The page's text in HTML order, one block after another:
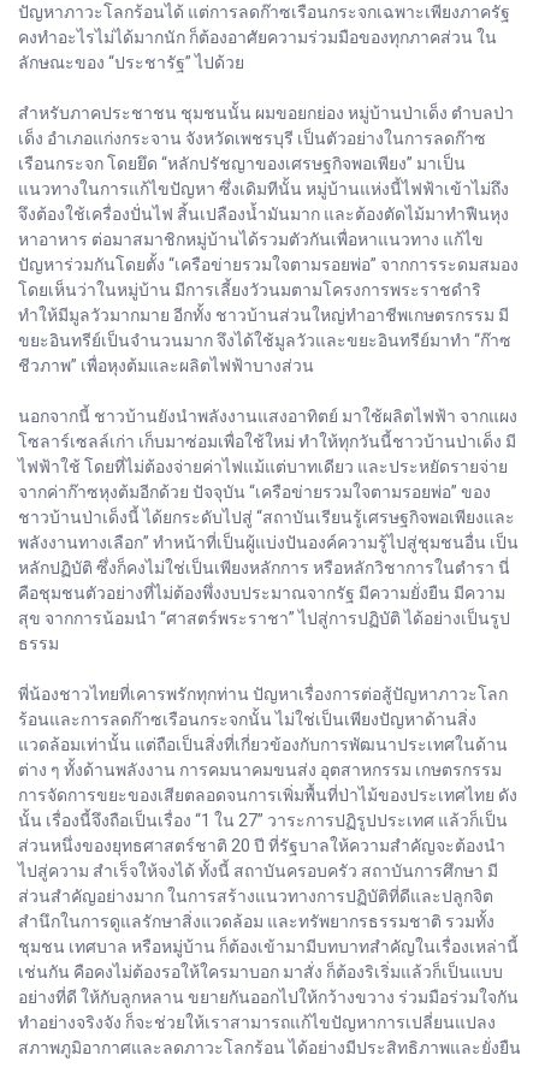
ปัญหาภาวะโลกร้อนได้ แต่การลดก๊าซเรือนกระจกเฉพาะเพียงภาครัฐ
คงทำอะไรไม่ได้มากนัก ก็ต้องอาศัยความร่วมมือของทุกภาคส่วน ใน
ลักษณะของ “ประชารัฐ” ไปด้วย
สำหรับภาคประชาชน ชุมชนนั้น ผมขอยกย่อง หมู่บ้านป่าเด็ง ตำบลป่า
เด็ง อำเภอแก่งกระจาน จังหวัดเพชรบุรี เป็นตัวอย่างในการลดก๊าซ
เรือนกระจก โดยยึด “หลักปรัชญาของเศรษฐกิจพอเพียง” มาเป็น
แนวทางในการแก้ไขปัญหา ซึ่งเดิมทีนั้น หมู่บ้านแห่งนี้ไฟฟ้าเข้าไม่ถึง
จึงต้องใช้เครื่องปั่นไฟ สิ้นเปลืองน้ำมันมาก และต้องตัดไม้มาทำฟืนหุง
หาอาหาร ต่อมาสมาชิกหมู่บ้านได้รวมตัวกันเพื่อหาแนวทาง แก้ไข
ปัญหาร่วมกันโดยตั้ง “เครือข่ายรวมใจตามรอยพ่อ” จากการระดมสมอง
โดยเห็นว่าในหมู่บ้าน มีการเลี้ยงวัวนมตามโครงการพระราชดำริ
ทำให้มีมูลวัวมากมาย อีกทั้ง ชาวบ้านส่วนใหญ่ทำอาชีพเกษตรกรรม มี
ขยะอินทรีย์เป็นจำนวนมาก จึงได้ใช้มูลวัวและขยะอินทรีย์มาทำ “ก๊าซ
ชีวภาพ” เพื่อหุงต้มและผลิตไฟฟ้าบางส่วน
นอกจากนี้ ชาวบ้านยังนำพลังงานแสงอาทิตย์ มาใช้ผลิตไฟฟ้า จากแผง
โซลาร์เซลล์เก่า เก็บมาซ่อมเพื่อใช้ใหม่ ทำให้ทุกวันนี้ชาวบ้านป่าเด็ง มี
ไฟฟ้าใช้ โดยที่ไม่ต้องจ่ายค่าไฟแม้แต่บาทเดียว และประหยัดรายจ่าย
จากค่าก๊าซหุงต้มอีกด้วย ปัจจุบัน “เครือข่ายรวมใจตามรอยพ่อ” ของ
ชาวบ้านป่าเด็งนี้ ได้ยกระดับไปสู่ “สถาบันเรียนรู้เศรษฐกิจพอเพียงและ
พลังงานทางเลือก” ทำหน้าที่เป็นผู้แบ่งปันองค์ความรู้ไปสู่ชุมชนอื่น เป็น
หลักปฏิบัติ ซึ่งก็คงไม่ใช่เป็นเพียงหลักการ หรือหลักวิชาการในตำรา นี่
คือชุมชนตัวอย่างที่ไม่ต้องพึ่งงบประมาณจากรัฐ มีความยั่งยืน มีความ
สุข จากการน้อมนำ “ศาสตร์พระราชา” ไปสู่การปฏิบัติ ได้อย่างเป็นรูป
ธรรม
พี่น้องชาวไทยที่เคารพรักทุกท่าน ปัญหาเรื่องการต่อสู้ปัญหาภาวะโลก
ร้อนและการลดก๊าซเรือนกระจกนั้น ไม่ใช่เป็นเพียงปัญหาด้านสิ่ง
แวดล้อมเท่านั้น แต่ถือเป็นสิ่งที่เกี่ยวข้องกับการพัฒนาประเทศในด้าน
ต่าง ๆ ทั้งด้านพลังงาน การคมนาคมขนส่ง อุตสาหกรรม เกษตรกรรม
การจัดการขยะของเสียตลอดจนการเพิ่มพื้นที่ป่าไม้ของประเทศไทย ดัง
นั้น เรื่องนี้จึงถือเป็นเรื่อง “1 ใน 27” วาระการปฏิรูปประเทศ แล้วก็เป็น
ส่วนหนึ่งของยุทธศาสตร์ชาติ 20 ปี ที่รัฐบาลให้ความสำคัญจะต้องนำ
ไปสู่ความ สำเร็จให้จงได้ ทั้งนี้ สถาบันครอบครัว สถาบันการศึกษา มี
ส่วนสำคัญอย่างมาก ในการสร้างแนวทางการปฏิบัติที่ดีและปลูกจิต
สำนึกในการดูแลรักษาสิ่งแวดล้อม และทรัพยากรธรรมชาติ รวมทั้ง
ชุมชน เทศบาล หรือหมู่บ้าน ก็ต้องเข้ามามีบทบาทสำคัญในเรื่องเหล่านี้
เช่นกัน คือคงไม่ต้องรอให้ใครมาบอก มาสั่ง ก็ต้องริเริ่มแล้วก็เป็นแบบ
อย่างที่ดี ให้กับลูกหลาน ขยายกันออกไปให้กว้างขวาง ร่วมมือร่วมใจกัน
ทำอย่างจริงจัง ก็จะช่วยให้เราสามารถแก้ไขปัญหาการเปลี่ยนแปลง
สภาพภูมิอากาศและลดภาวะโลกร้อน ได้อย่างมีประสิทธิภาพและยั่งยืน